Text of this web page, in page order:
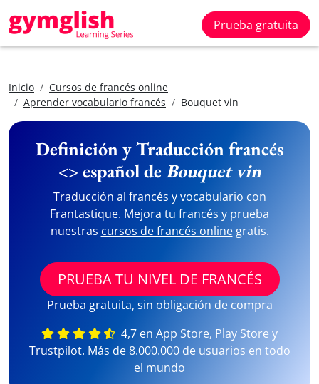
Prueba gratuita
Inicio
Cursos de francés online
Aprender vocabulario francés
Bouquet vin
Definición y Traducción francés
<> español deBouquet vin
Traducción al francés y vocabulario con
Frantastique. Mejora tu francés y prueba
nuestras cursos de francés onlinegratis.
PRUEBA TU NIVEL DE FRANCÉS
Prueba gratuita, sin obligación de compra
4,7 en App Store, Play Store y
Trustpilot. Más de 8.000.000 de usuarios en todo
el mundo